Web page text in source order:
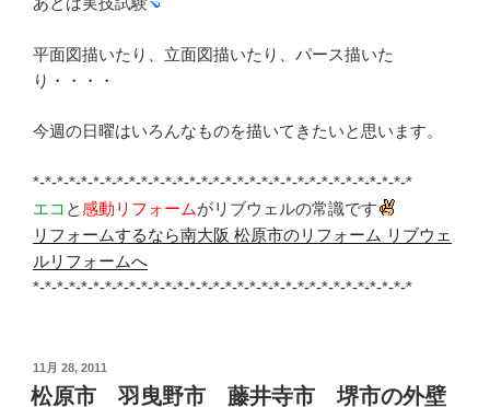
平面図描いたり、立面図描いたり、パース描いた
り・・・・
今週の日曜はいろんなものを描いてきたいと思います。
*-*-*-*-*-*-*-*-*-*-*-*-*-*-*-*-*-*-*-*-*-*-*-*-*-*-*-*-*-*-*-*
エコ と感動リフォームがリブウェルの常識です
リフォームするなら南大阪 松原市のリフォーム リブウェ
ルリフォームへ
*-*-*-*-*-*-*-*-*-*-*-*-*-*-*-*-*-*-*-*-*-*-*-*-*-*-*-*-*-*-*-*
投
稿
11月 28, 2011
松原市 羽曳野市 藤井寺市 堺市の外壁